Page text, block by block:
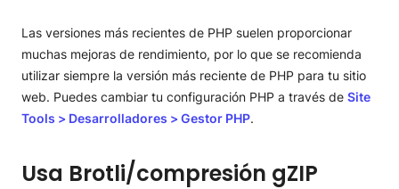
Las versiones más recientes de PHP suelen proporcionar
muchas mejoras de rendimiento, por lo que se recomienda
utilizar siempre la versión más reciente de PHP para tu sitio
web. Puedes cambiar tu configuración PHP a través de Site
Tools > Desarrolladores > Gestor PHP.
Usa Brotli/compresión gZIP